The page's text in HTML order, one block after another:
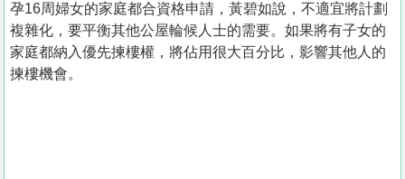
孕16周婦女的家庭都合資格申請，黃碧如說，不適宜將計劃
複雜化，要平衡其他公屋輪候人士的需要。如果將有子女的
家庭都納入優先揀樓權，將佔用很大百分比，影響其他人的
揀樓機會。